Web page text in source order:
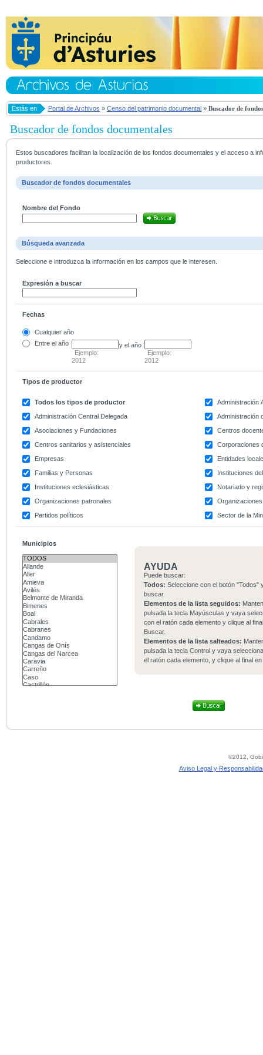
Estás en Portal de Archivos » Censo del patrimonio documental » Buscador de
Buscador de fondos documentales
Estos buscadores facilitan la localización de los fondos documentales y el acceso a
productores.
Buscador de fondos documentales
Nombre del Fondo
Búsqueda avanzada
Seleccione e introduzca la información en los campos que le interesen.
Expresión a buscar
Fechas
Cualquier año
Entre el año
Ejemplo:
2012
y el año
Ejemplo:
2012
Tipos de productor
Todos los tipos de productor
Administración
Administración Central Delegada
Administración
Asociaciones y Fundaciones
Centros
Centros sanitarios y asistenciales
Corporaciones
Empresas
Entidades
Familias y Personas
Instituciones
Instituciones eclesiásticas
Notariado y
Organizaciones patronales
Partidos políticos
Sector de la
Municipios
AYUDA
Puede buscar:
Todos: Seleccione con el botón "Todos"
buscar.
Elementos de la lista seguidos:
pulsada la tecla Mayúsculas y vaya
con el ratón cada elemento y clique al
Buscar.
Elementos de la lista salteados:
pulsada la tecla Control y vaya
el ratón cada elemento, y clique al final
©2012,
Aviso Legal y